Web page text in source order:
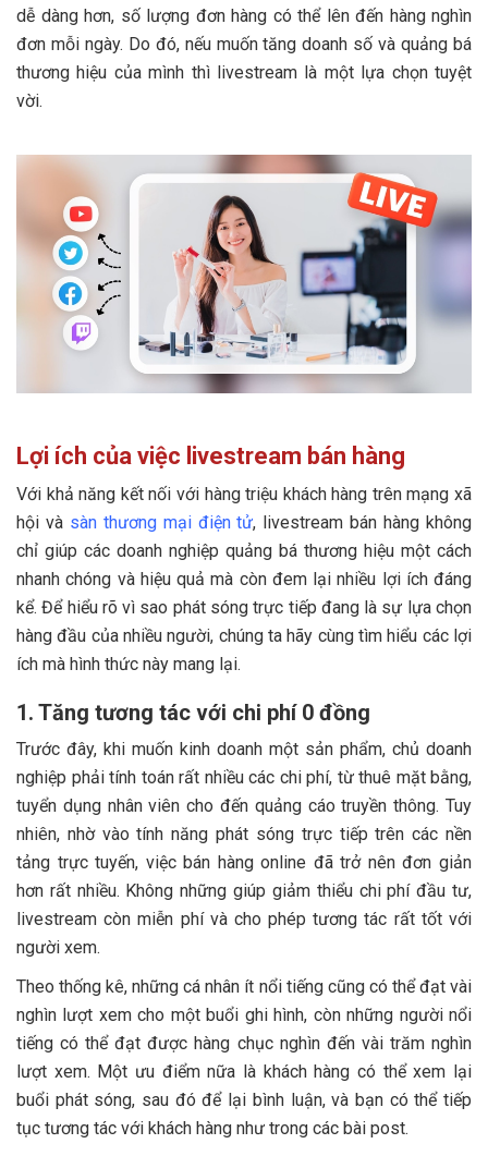
dễ dàng hơn, số lượng đơn hàng có thể lên đến hàng nghìn
đơn mỗi ngày. Do đó, nếu muốn tăng doanh số và quảng bá
thương hiệu của mình thì livestream là một lựa chọn tuyệt
vời.
Lợi ích của việc livestream bán hàng
Với khả năng kết nối với hàng triệu khách hàng trên mạng xã
hội và sàn thương mại điện tử, livestream bán hàng không
chỉ giúp các doanh nghiệp quảng bá thương hiệu một cách
nhanh chóng và hiệu quả mà còn đem lại nhiều lợi ích đáng
kể. Để hiểu rõ vì sao phát sóng trực tiếp đang là sự lựa chọn
hàng đầu của nhiều người, chúng ta hãy cùng tìm hiểu các lợi
ích mà hình thức này mang lại.
1. Tăng tương tác với chi phí 0 đồng
Trước đây, khi muốn kinh doanh một sản phẩm, chủ doanh
nghiệp phải tính toán rất nhiều các chi phí, từ thuê mặt bằng,
tuyển dụng nhân viên cho đến quảng cáo truyền thông. Tuy
nhiên, nhờ vào tính năng phát sóng trực tiếp trên các nền
tảng trực tuyến, việc bán hàng online đã trở nên đơn giản
hơn rất nhiều. Không những giúp giảm thiểu chi phí đầu tư,
livestream còn miễn phí và cho phép tương tác rất tốt với
người xem.
Theo thống kê, những cá nhân ít nổi tiếng cũng có thể đạt vài
nghìn lượt xem cho một buổi ghi hình, còn những người nổi
tiếng có thể đạt được hàng chục nghìn đến vài trăm nghìn
lượt xem. Một ưu điểm nữa là khách hàng có thể xem lại
buổi phát sóng, sau đó để lại bình luận, và bạn có thể tiếp
tục tương tác với khách hàng như trong các bài post.